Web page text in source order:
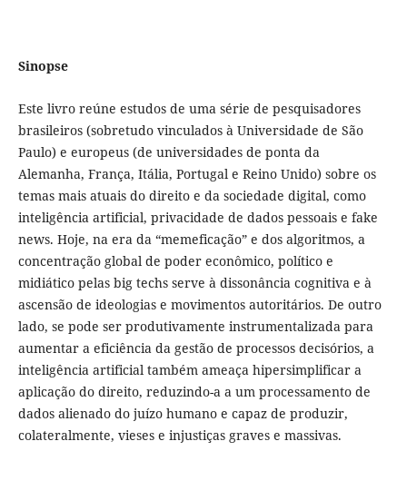
Sinopse
Este livro reúne estudos de uma série de pesquisadores
brasileiros (sobretudo vinculados à Universidade de São
Paulo) e europeus (de universidades de ponta da
Alemanha, França, Itália, Portugal e Reino Unido) sobre os
temas mais atuais do direito e da sociedade digital, como
inteligência artificial, privacidade de dados pessoais e fake
news. Hoje, na era da “memeficação” e dos algoritmos, a
concentração global de poder econômico, político e
midiático pelas big techs serve à dissonância cognitiva e à
ascensão de ideologias e movimentos autoritários. De outro
lado, se pode ser produtivamente instrumentalizada para
aumentar a eficiência da gestão de processos decisórios, a
inteligência artificial também ameaça hipersimplificar a
aplicação do direito, reduzindo-a a um processamento de
dados alienado do juízo humano e capaz de produzir,
colateralmente, vieses e injustiças graves e massivas.